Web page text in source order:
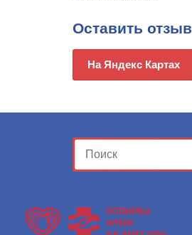
Оставить отзыв
На Яндекс Картах